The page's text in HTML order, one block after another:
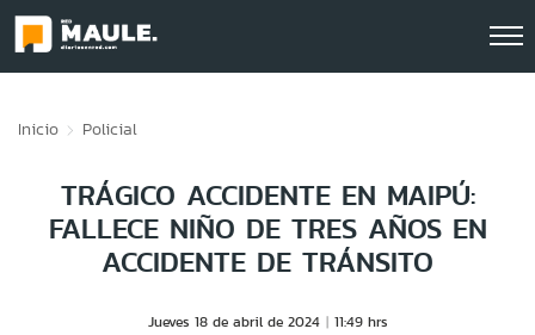
Inicio Policial
TRÁGICO ACCIDENTE EN MAIPÚ:
FALLECE NIÑO DE TRES AÑOS EN
ACCIDENTE DE TRÁNSITO
Jueves 18 de abril de 2024 11:49 hrs